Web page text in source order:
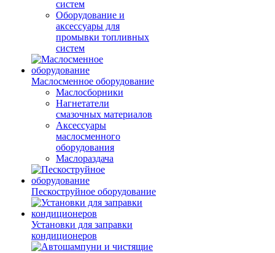
систем
Оборудование и
аксессуары для
промывки топливных
систем
Маслосменное оборудование
Маслосборники
Нагнетатели
смазочных материалов
Аксессуары
маслосменного
оборудования
Маслораздача
Пескоструйное оборудование
Установки для заправки
кондиционеров